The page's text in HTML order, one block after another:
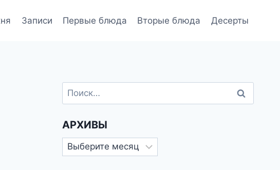
Записи Первые блюда Вторые блюда Десерты
Найти:
АРХИВЫ
Архивы